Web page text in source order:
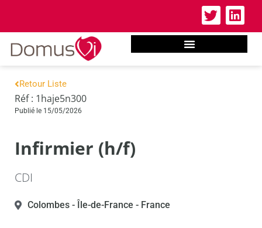
Retour Liste
Réf : 1haje5n300
Publié le 15/05/2026
Infirmier (h/f)
CDI
Colombes - Île-de-France - France